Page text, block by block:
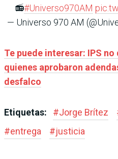
📻#Universo970AM
— Universo 970 AM
Te puede interesar: IPS
quienes aprobaron
desfalco
Etiquetas: #Jorge Brítez
#entrega #justicia